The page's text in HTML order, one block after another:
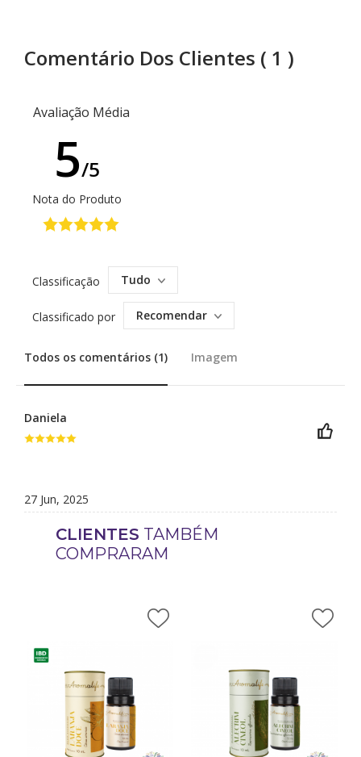
Comentário Dos Clientes ( 1 )
Avaliação Média
5/5
Nota do Produto
Classificação Tudo
Classificado por Recomendar
Todos os comentários (1) Imagem
Daniela
27 Jun, 2025
CLIENTES TAMBÉM
COMPRARAM